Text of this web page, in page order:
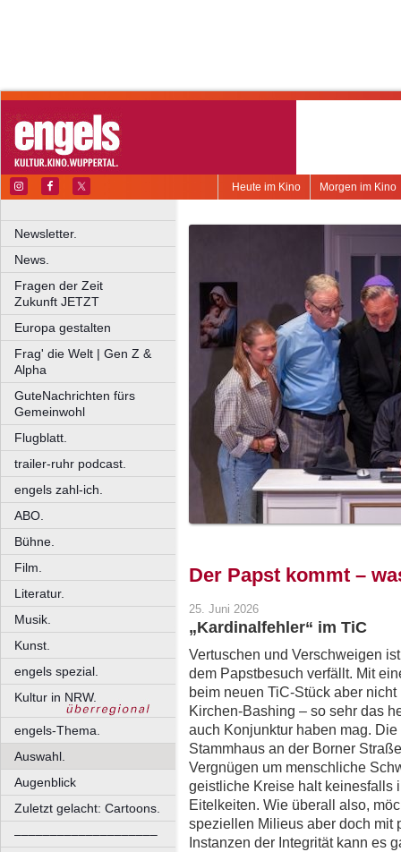
Morgen im Kino
Heute im Kino
Newsletter.
News.
Fragen der Zeit
Zukunft JETZT
Europa gestalten
Frag' die Welt | Gen Z &
Alpha
GuteNachrichten fürs
Gemeinwohl
Flugblatt.
trailer-ruhr podcast.
engels zahl-ich.
ABO.
Bühne.
Film.
Literatur.
Musik.
Kunst.
engels spezial.
Kultur in NRW.
engels-Thema.
Auswahl.
Augenblick
Zuletzt gelacht: Cartoons.
––––––––––––––––––––
Der Papst kommt –
25. Juni 2026
„Kardinalfehler“ im TiC
Vertuschen und Verschweigen
dem Papstbesuch verfällt. Mit
beim neuen TiC-Stück aber
Kirchen-Bashing – so sehr das
auch Konjunktur haben mag.
Stammhaus an der Borner
Vergnügen um menschliche
geistliche Kreise halt keinesfalls
Eitelkeiten. Wie überall also,
speziellen Milieus aber doch mit
Instanzen der Integrität kann es